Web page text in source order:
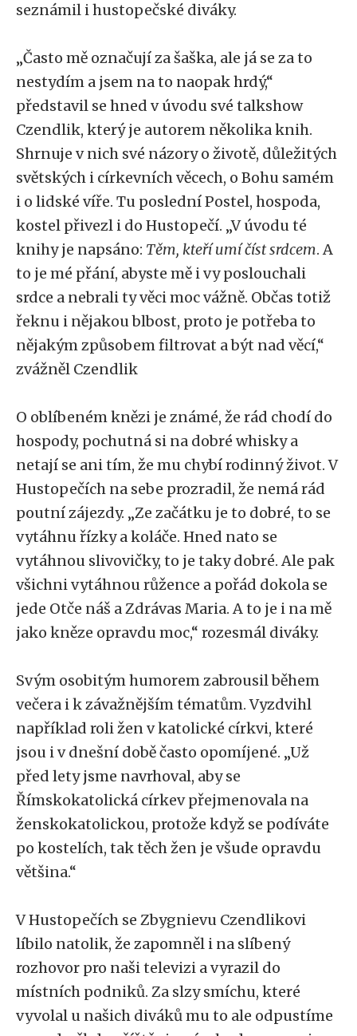
seznámil i hustopečské diváky.
„Často mě označují za šaška, ale já se za to
nestydím a jsem na to naopak hrdý,“
představil se hned v úvodu své talkshow
Czendlik, který je autorem několika knih.
Shrnuje v nich své názory o životě, důležitých
světských i církevních věcech, o Bohu samém
i o lidské víře. Tu poslední Postel, hospoda,
kostel přivezl i do Hustopečí. „V úvodu té
knihy je napsáno: Těm, kteří umí číst srdcem. A
to je mé přání, abyste mě i vy poslouchali
srdce a nebrali ty věci moc vážně. Občas totiž
řeknu i nějakou blbost, proto je potřeba to
nějakým způsobem filtrovat a být nad věcí,“
zvážněl Czendlik
O oblíbeném knězi je známé, že rád chodí do
hospody, pochutná si na dobré whisky a
netají se ani tím, že mu chybí rodinný život. V
Hustopečích na sebe prozradil, že nemá rád
poutní zájezdy. „Ze začátku je to dobré, to se
vytáhnu řízky a koláče. Hned nato se
vytáhnou slivovičky, to je taky dobré. Ale pak
všichni vytáhnou růžence a pořád dokola se
jede Otče náš a Zdrávas Maria. A to je i na mě
jako kněze opravdu moc,“ rozesmál diváky.
Svým osobitým humorem zabrousil během
večera i k závažnějším tématům. Vyzdvihl
například roli žen v katolické církvi, které
jsou i v dnešní době často opomíjené. „Už
před lety jsme navrhoval, aby se
Římskokatolická církev přejmenovala na
ženskokatolickou, protože když se podíváte
po kostelích, tak těch žen je všude opravdu
většina.“
V Hustopečích se Zbygnievu Czendlikovi
líbilo natolik, že zapomněl i na slíbený
rozhovor pro naši televizi a vyrazil do
místních podniků. Za slzy smíchu, které
vyvolal u našich diváků mu to ale odpustíme